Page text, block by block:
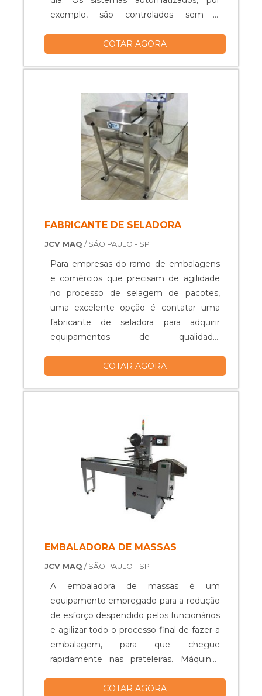
exemplo, são controlados sem a
facilita os modos de produção dos mais
empacotadora automática, um
significativamente a eficiência nas linhas
de fábricas, pois perm....
COTAR AGORA
FABRICANTE DE SELADORA
JCV MAQ / SÃO PAULO - SP
Para empresas do ramo de embalagens
e comércios que precisam de agilidade
no processo de selagem de pacotes,
uma excelente opção é contatar uma
fabricante de seladora para adquirir
equipamentos de qualidade.
equipamentos de uma fabricante
embalagens com excelente acabamento
impressos de validade, lote, fabricação e
até mesmo logotipo. O processo....
COTAR AGORA
EMBALADORA DE MASSAS
JCV MAQ / SÃO PAULO - SP
A embaladora de massas é um
equipamento empregado para a redução
de esforço despendido pelos funcionários
e agilizar todo o processo final de fazer a
embalagem, para que chegue
rapidamente nas prateleiras. Máquinas
produtividade; Ótima qualidade dos
COTAR AGORA